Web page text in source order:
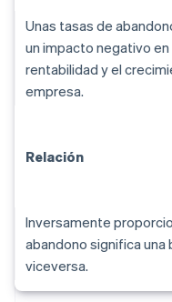
Unas tasas de
un impacto negativo
rentabilidad y el
empresa.
Relación
Inversamente
abandono significa una
viceversa.